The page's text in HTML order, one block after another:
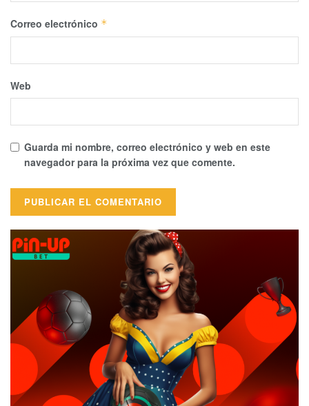
Correo electrónico *
Web
Guarda mi nombre, correo electrónico y web en este
navegador para la próxima vez que comente.
Alternative: